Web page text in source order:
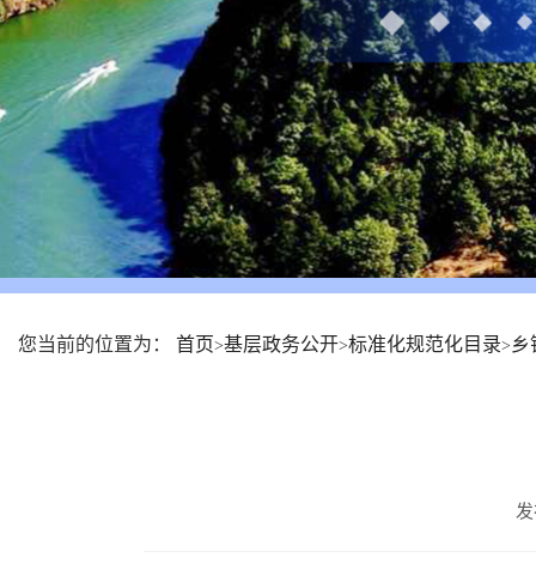
您当前的位置为： 首页>基层政务公开>标准化规范化目录> 乡